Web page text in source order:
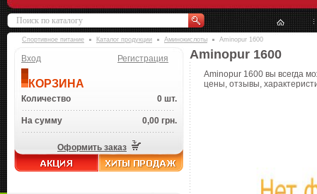
Спортивное питание Каталог продукции Аминокислоты Aminopur 1600
Вход Регистрация
КОРЗИНА
Количество 0 шт.
На сумму 0,00 грн.
Оформить заказ
Aminopur 1600
Aminopur 1600 вы всегда
цены, отзывы,